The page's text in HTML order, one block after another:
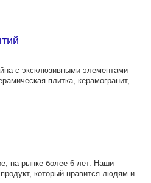
с эксклюзивными элементами
плитка, керамогранит,
на рынке более 6 лет. Наши
который нравится людям и